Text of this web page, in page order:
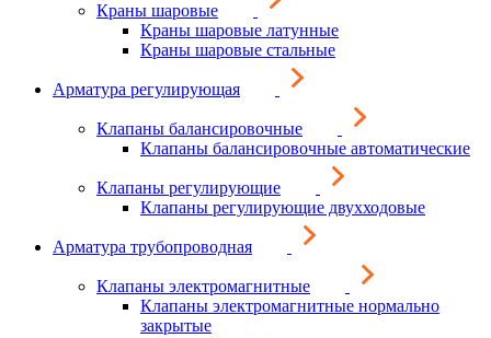
Краны шаровые
Краны шаровые латунные
Краны шаровые стальные
Арматура регулирующая
Клапаны балансировочные
Клапаны балансировочные автоматические
Клапаны регулирующие
Клапаны регулирующие двухходовые
Арматура трубопроводная
Клапаны электромагнитные
Клапаны электромагнитные нормально
закрытые